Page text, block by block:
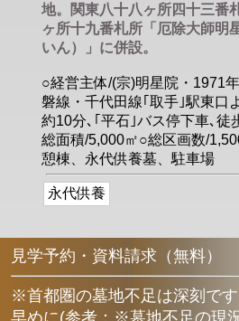
地。関東八十八ヶ所四十三番
ヶ所十九番札所「厄除大師明
いん）」に併設。
○経営主体/(宗)明星院・1971
磐線・千代田線｢取手｣駅東口
約10分､｢平石｣バス停下車､徒
総面積/5,000㎡○総区画数/
憩棟、永代供養墓、駐車場
永代供養
見学予約・資料請求（無料）
※首都圏の墓地不足は深刻で